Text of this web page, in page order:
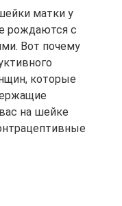
матки у
рождаются с
Вот почему
которые
на шейке